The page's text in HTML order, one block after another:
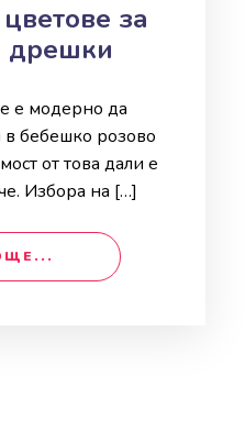
за
дрешки
е модерно да
в бебешко розово
от това дали е
Избора на […]